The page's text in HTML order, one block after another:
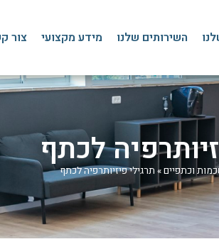
השירותים שלנו מידע מקצועי צור
לכתף
וכתפיים» תרגילי פיזיותרפיה לכתף